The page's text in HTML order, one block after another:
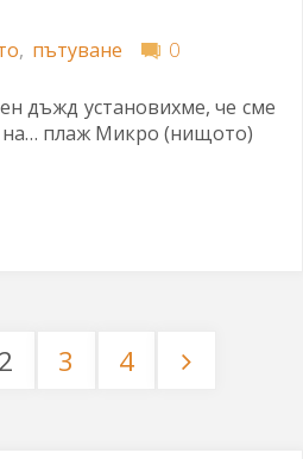
, пътуване 0
дъжд установихме, че сме
на… плаж Микро (нищото)
2 3 4